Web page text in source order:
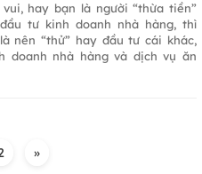
hay bạn là người “thừa tiền”
tư kinh doanh nhà hàng, thì
nên “thử” hay đầu tư cái khác,
doanh nhà hàng và dịch vụ ăn
»